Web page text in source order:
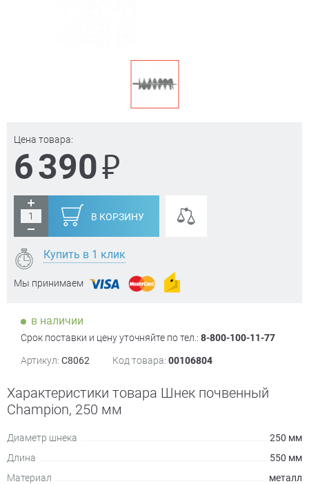
Цена товара:
6 390₽
В КОРЗИНУ
Купить в 1 клик
Мы принимаем
в наличии
Срок поставки и цену уточняйте по тел.: 8-800-100-11-77
Артикул: C8062 Код товара: 00106804
Характеристики товара Шнек почвенный
Champion, 250 мм
Диаметр шнека
250 мм
Длина
550 мм
Материал
металл